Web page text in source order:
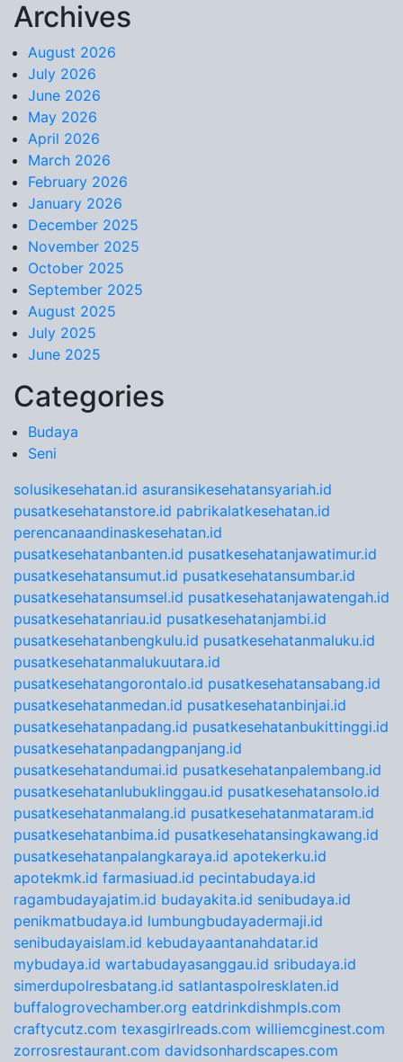
Skip to content
Archives
August 2026
July 2026
June 2026
May 2026
April 2026
March 2026
February 2026
January 2026
December 2025
November 2025
October 2025
September 2025
August 2025
July 2025
June 2025
Categories
Budaya
Seni
solusikesehatan.id asuransikesehatansyariah.id
pusatkesehatanstore.id pabrikalatkesehatan.id
perencanaandinaskesehatan.id
pusatkesehatanbanten.id pusatkesehatanjawatimur.id
pusatkesehatansumut.id pusatkesehatansumbar.id
pusatkesehatansumsel.id pusatkesehatanjawatengah.id
pusatkesehatanriau.id pusatkesehatanjambi.id
pusatkesehatanbengkulu.id pusatkesehatanmaluku.id
pusatkesehatanmalukuutara.id
pusatkesehatangorontalo.id pusatkesehatansabang.id
pusatkesehatanmedan.id pusatkesehatanbinjai.id
pusatkesehatanpadang.id pusatkesehatanbukittinggi.id
pusatkesehatanpadangpanjang.id
pusatkesehatandumai.id pusatkesehatanpalembang.id
pusatkesehatanlubuklinggau.id pusatkesehatansolo.id
pusatkesehatanmalang.id pusatkesehatanmataram.id
pusatkesehatanbima.id pusatkesehatansingkawang.id
pusatkesehatanpalangkaraya.id apotekerku.id
apotekmk.id farmasiuad.id pecintabudaya.id
ragambudayajatim.id budayakita.id senibudaya.id
penikmatbudaya.id lumbungbudayadermaji.id
senibudayaislam.id kebudayaantanahdatar.id
mybudaya.id wartabudayasanggau.id sribudaya.id
simerdupolresbatang.id satlantaspolresklaten.id
buffalogrovechamber.org eatdrinkdishmpls.com
craftycutz.com texasgirlreads.com williemcginest.com
zorrosrestaurant.com davidsonhardscapes.com